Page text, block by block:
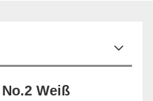
Weiß